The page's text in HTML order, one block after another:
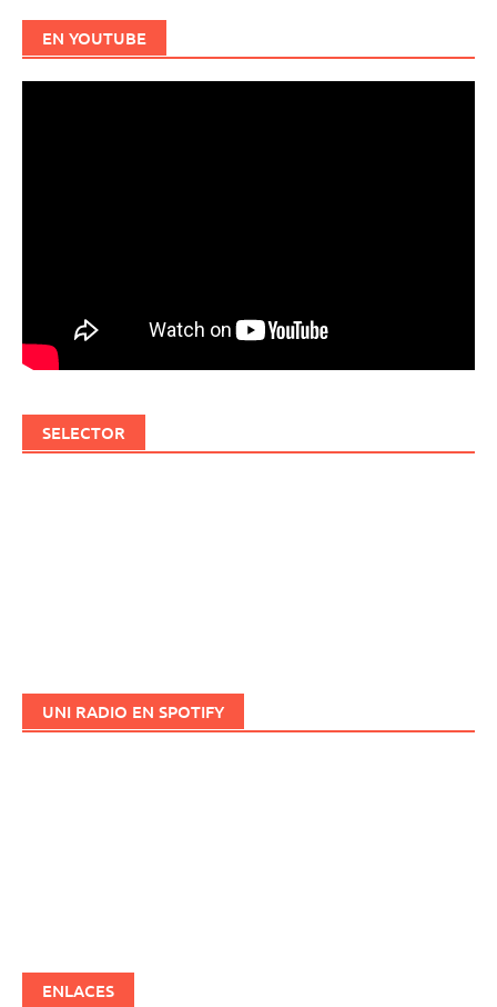
EN YOUTUBE
SELECTOR
UNI RADIO EN SPOTIFY
ENLACES